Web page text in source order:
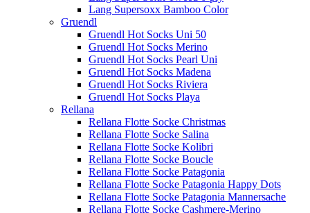
Lang Supersoxx Bamboo Color
Gruendl
Gruendl Hot Socks Uni 50
Gruendl Hot Socks Merino
Gruendl Hot Socks Pearl Uni
Gruendl Hot Socks Madena
Gruendl Hot Socks Riviera
Gruendl Hot Socks Playa
Rellana
Rellana Flotte Socke Christmas
Rellana Flotte Socke Salina
Rellana Flotte Socke Kolibri
Rellana Flotte Socke Boucle
Rellana Flotte Socke Patagonia
Rellana Flotte Socke Patagonia Happy Dots
Rellana Flotte Socke Patagonia Mannersache
Rellana Flotte Socke Cashmere-Merino